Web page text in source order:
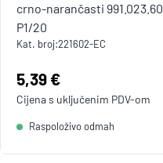
crno-narančasti 991.023.60
P1/20
Kat. broj:221602-EC
Cijena:
5,39 €
Cijena s uključenim PDV-om
Raspoloživo odmah